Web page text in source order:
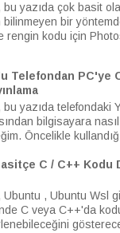
bu yazıda çok basit
bilinmeyen bir
rengin kodu için
Telefondan PC'ye
bu yazıda telefondaki
bilgisayara
Öncelikle
C / C++ Kodu
Ubuntu , Ubuntu Wsl
C veya C++'da